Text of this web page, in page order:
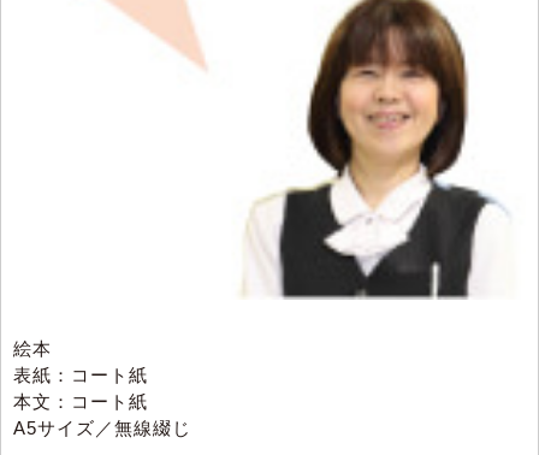
絵本
表紙：コート紙
本文：コート紙
A5サイズ／無線綴じ